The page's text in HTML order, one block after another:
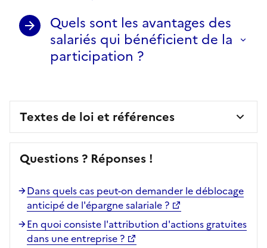
Quels sont les avantages des
salariés qui bénéficient de la
participation ?
Textes de loi et références
Questions ? Réponses !
Dans quels cas peut-on demander le déblocage
anticipé de l'épargne salariale ?
En quoi consiste l'attribution d'actions gratuites
dans une entreprise ?